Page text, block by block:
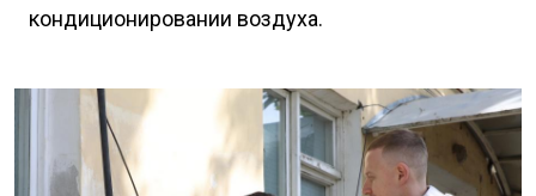
кондиционировании воздуха.